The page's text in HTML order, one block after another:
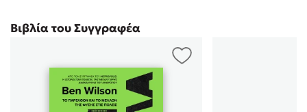
Βιβλία του Συγγραφέα